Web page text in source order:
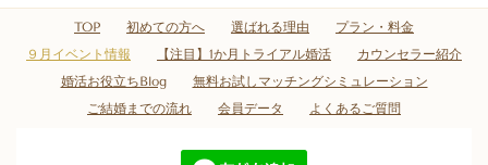
TOP 初めての方へ 選ばれる理由
プラン・料金
９月イベント情報
【注目】1か月トライアル婚活
カウンセラー紹介
婚活お役立ちBlog
無料お試しマッチングシミュレーション
ご結婚までの流れ
会員データ よくあるご質問